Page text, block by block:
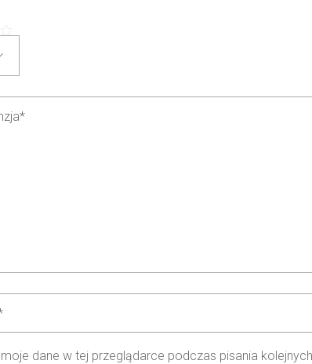
dane w tej przeglądarce podczas pisania